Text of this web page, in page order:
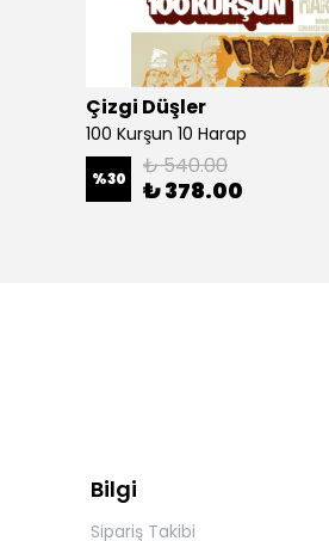
Çizgi Düşler
100 Kurşun 10 Harap
%30 ₺ 540.00
₺ 378.00
Bilgi
Sipariş Takibi